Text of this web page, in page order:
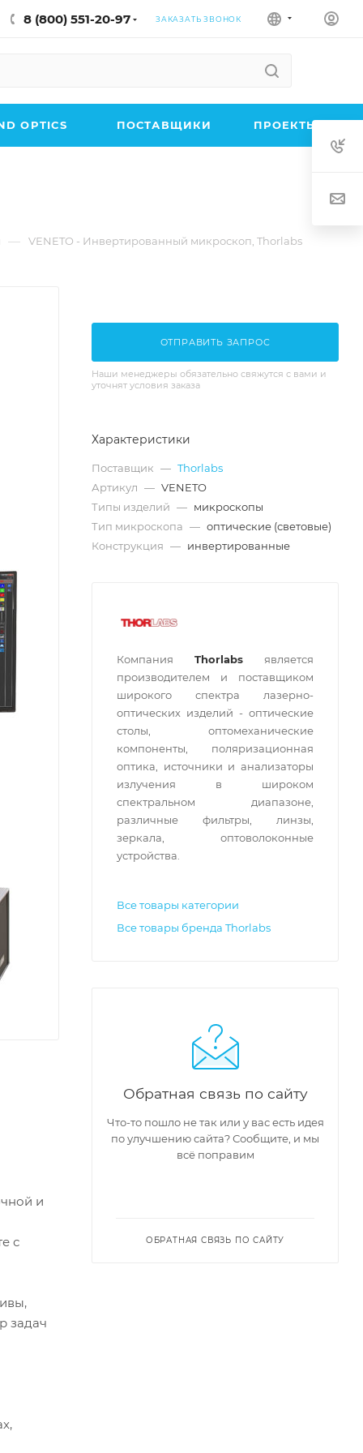
8 (800) 551-20-97 ЗАКАЗАТЬ ЗВОНОК
OPTICS ПОСТАВЩИКИ ПРОЕКТЫ
— VENETO - Инвертированный микроскоп, Thorlabs
и
с
задач
ОТПРАВИТЬ ЗАПРОС
Наши менеджеры обязательно свяжутся с вами и
уточнят условия заказа
Характеристики
Поставщик — Thorlabs
Артикул — VENETO
Типы изделий — микроскопы
Тип микроскопа — оптические (световые)
Конструкция — инвертированные
Компания Thorlabs является
производителем и поставщиком
широкого спектра лазерно-
оптических изделий - оптические
столы, оптомеханические
компоненты, поляризационная
оптика, источники и анализаторы
излучения в широком
спектральном диапазоне,
различные фильтры, линзы,
зеркала, оптоволоконные
устройства.
Все товары категории
Все товары бренда Thorlabs
Обратная связь по сайту
Что-то пошло не так или у вас есть идея
по улучшению сайта? Сообщите, и мы
всё поправим
ОБРАТНАЯ СВЯЗЬ ПО САЙТУ